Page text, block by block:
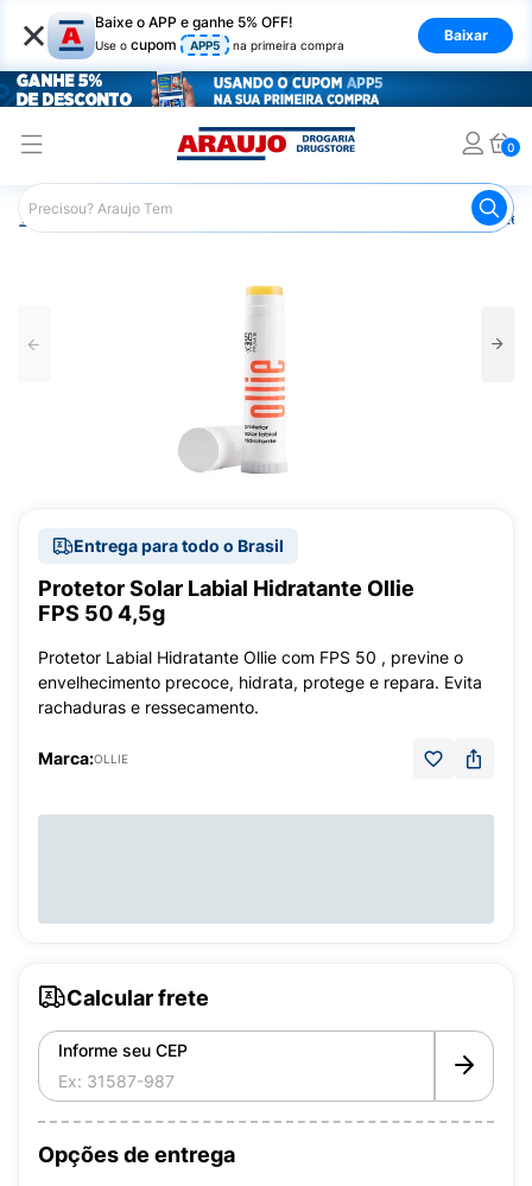
× Baixe o APP e ganhe 5% OFF!
Use o cupom APP5 na primeira compra
Baixar
0
Araujo Dermocosméticos
Entrega para todo o Brasil
Protetor Solar Labial Hidratante Ollie
FPS 50 4,5g
Protetor Labial Hidratante Ollie com FPS 50 , previne o
envelhecimento precoce, hidrata, protege e repara. Evita
rachaduras e ressecamento.
Marca:OLLIE
Calcular frete
Informe seu CEP
Opções de entrega